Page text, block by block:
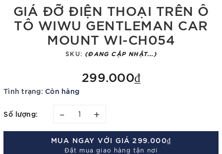
GIÁ ĐỠ ĐIỆN THOẠI TRÊN Ô
TÔ WIWU GENTLEMAN CAR
MOUNT WI-CH054
SKU: (ĐANG CẬP NHẬT...)
299.000₫
Tình trạng: Còn hàng
Số lượng: – +
MUA NGAY VỚI GIÁ299.000₫
Đặt mua giao hàng tận nơi